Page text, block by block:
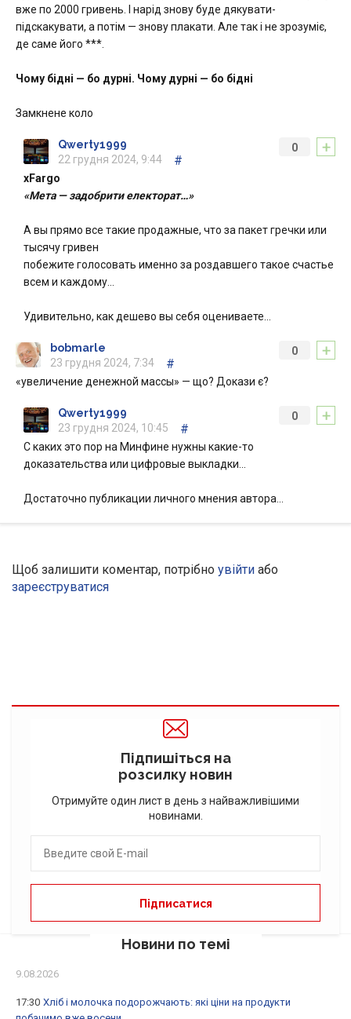
вже по 2000 гривень. І нарід знову буде дякувати-
підскакувати, а потім — знову плакати. Але так і не зрозуміє,
де саме його ***.
Чому бідні — бо дурні. Чому дурні — бо бідні
Замкнене коло
+
0
Qwerty1999
22 грудня 2024, 9:44
#
xFargo
«Мета — задобрити електорат…»
А вы прямо все такие продажные, что за пакет гречки или
тысячу гривен
побежите голосовать именно за роздавшего такое счастье
всем и каждому…
Удивительно, как дешево вы себя оцениваете…
+
0
bobmarle
23 грудня 2024, 7:34
#
«увеличение денежной массы» — що? Докази є?
+
0
Qwerty1999
23 грудня 2024, 10:45
#
С каких это пор на Минфине нужны какие-то
доказательства или цифровые выкладки…
Достаточно публикации личного мнения автора…
Щоб залишити коментар, потрібно увійти або
зареєструватися
Підпишіться на
розсилку новин
Отримуйте один лист в день з найважливішими
новинами.
Новини по темі
9.08.2026
17:30 Хліб і молочка подорожчають: які ціни на продукти